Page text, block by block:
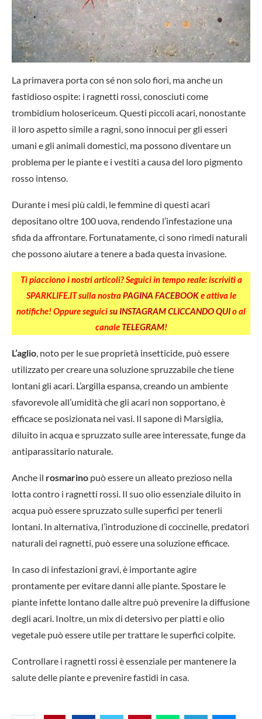
La primavera porta con sé non solo fiori, ma anche un
fastidioso ospite: i ragnetti rossi, conosciuti come
trombidium holosericeum. Questi piccoli acari, nonostante
il loro aspetto simile a ragni, sono innocui per gli esseri
umani e gli animali domestici, ma possono diventare un
problema per le piante e i vestiti a causa del loro pigmento
rosso intenso.
Durante i mesi più caldi, le femmine di questi acari
depositano oltre 100 uova, rendendo l’infestazione una
sfida da affrontare. Fortunatamente, ci sono rimedi naturali
che possono aiutare a tenere a bada questa invasione.
Ti piacciono i nostri articoli? Seguici in tempo reale: iscriviti a
SPARKLIFE.IT sulla nostraPAGINA FACEBOOKe attiva le
notifiche! Oppure seguicisu INSTAGRAM CLICCANDO QUIo al
canale TELEGRAM!
L’aglio, noto per le sue proprietà insetticide, può essere
utilizzato per creare una soluzione spruzzabile che tiene
lontani gli acari. L’argilla espansa, creando un ambiente
sfavorevole all’umidità che gli acari non sopportano, è
efficace se posizionata nei vasi. Il sapone di Marsiglia,
diluito in acqua e spruzzato sulle aree interessate, funge da
antiparassitario naturale.
Anche il rosmarino può essere un alleato prezioso nella
lotta contro i ragnetti rossi. Il suo olio essenziale diluito in
acqua può essere spruzzato sulle superfici per tenerli
lontani. In alternativa, l’introduzione di coccinelle, predatori
naturali dei ragnetti, può essere una soluzione efficace.
In caso di infestazioni gravi, è importante agire
prontamente per evitare danni alle piante. Spostare le
piante infette lontano dalle altre può prevenire la diffusione
degli acari. Inoltre, un mix di detersivo per piatti e olio
vegetale può essere utile per trattare le superfici colpite.
Controllare i ragnetti rossi è essenziale per mantenere la
salute delle piante e prevenire fastidi in casa.